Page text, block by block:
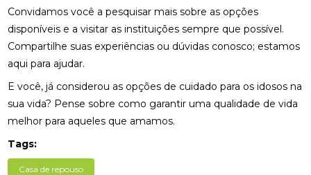
Convidamos você a pesquisar mais sobre as opções
disponíveis e a visitar as instituições sempre que possível.
Compartilhe suas experiências ou dúvidas conosco; estamos
aqui para ajudar.
E você, já considerou as opções de cuidado para os idosos na
sua vida? Pense sobre como garantir uma qualidade de vida
melhor para aqueles que amamos.
Tags:
Casa de repouso